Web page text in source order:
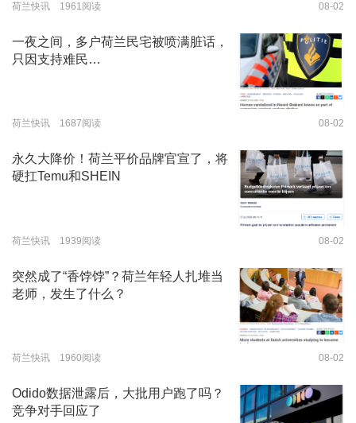
荷兰快讯 1961阅读 08-02
一夜之间，多户荷兰民宅被喷满脏话，
只因支持难民…
荷兰快讯 1687阅读 08-02
永久大降价！荷兰平价品牌官宣了，将
硬扛Temu和SHEIN
荷兰快讯 1939阅读 08-02
突然成了“香饽饽”？荷兰年轻人扎堆当
老师，发生了什么？
荷兰快讯 1960阅读 08-02
Odido数据泄露后，大批用户跑了吗？
竞争对手回应了